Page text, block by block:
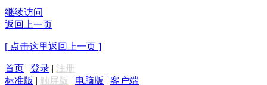
继续访问
返回上一页
[ 点击这里返回上一页 ]
首页 | 登录 | 注册
标准版 | 触屏版 | 电脑版 | 客户端